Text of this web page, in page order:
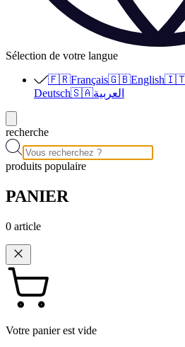
Sélection de votre langue
🇫🇷Français🇬🇧English
Deutsch🇸🇦العربية
recherche
produits populaire
PANIER
0 article
Votre panier est vide